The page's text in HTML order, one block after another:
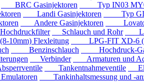
BRC Gasinjektoren Typ IN03
Landi Gasinjektoren Typ GI-
Andere Gasinjektoren Lovato
Schlauch und Rohr
Flexleitung LPG-FIT XD-6
Benzinschlauch Hochdruck-
Verbinder Armaturen und
Tankentnahmeventile
Tankinhaltsmessung und -